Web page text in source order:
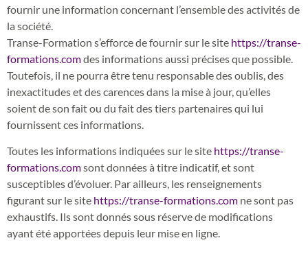
fournir une information concernant l’ensemble des activités de
la société.
Transe-Formation s’efforce de fournir sur le site https://transe-
formations.comdes informations aussi précises que possible.
Toutefois, il ne pourra être tenu responsable des oublis, des
inexactitudes et des carences dans la mise à jour, qu’elles
soient de son fait ou du fait des tiers partenaires qui lui
fournissent ces informations.
Toutes les informations indiquées sur le site https://transe-
formations.comsont données à titre indicatif, et sont
susceptibles d’évoluer. Par ailleurs, les renseignements
figurant sur le site https://transe-formations.com ne sont pas
exhaustifs. Ils sont donnés sous réserve de modifications
ayant été apportées depuis leur mise en ligne.